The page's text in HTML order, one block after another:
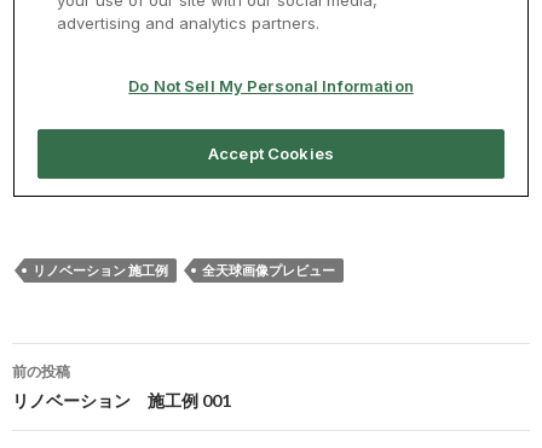
リノベーション 施工例 全天球画像プレビュー
投
前の投稿
リノベーション 施工例 001